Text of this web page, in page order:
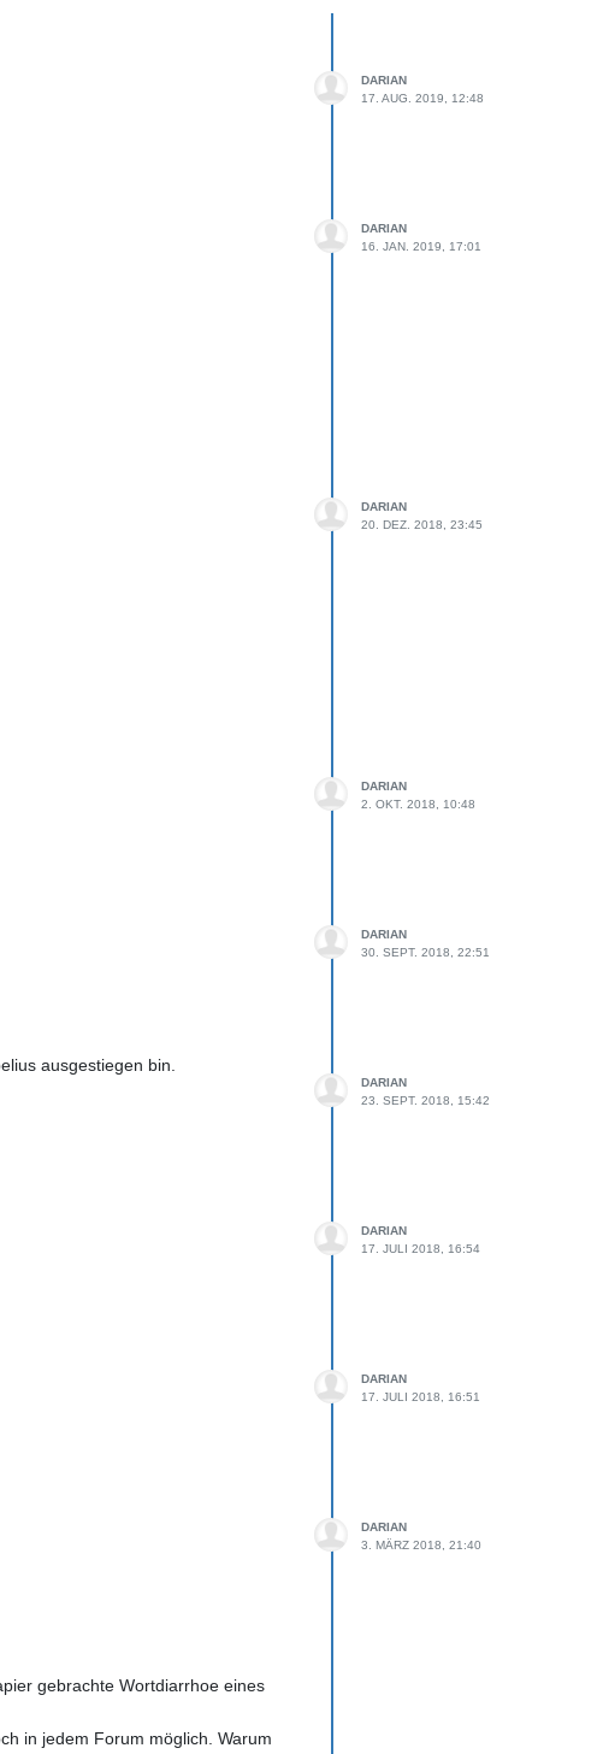
DARIAN
17. AUG. 2019, 12:48
DARIAN
16. JAN. 2019, 17:01
DARIAN
20. DEZ. 2018, 23:45
DARIAN
2. OKT. 2018, 10:48
DARIAN
30. SEPT. 2018, 22:51
ausgestiegen bin.
DARIAN
23. SEPT. 2018, 15:42
DARIAN
17. JULI 2018, 16:54
DARIAN
17. JULI 2018, 16:51
DARIAN
3. MÄRZ 2018, 21:40
gebrachte Wortdiarrhoe eines
in jedem Forum möglich. Warum